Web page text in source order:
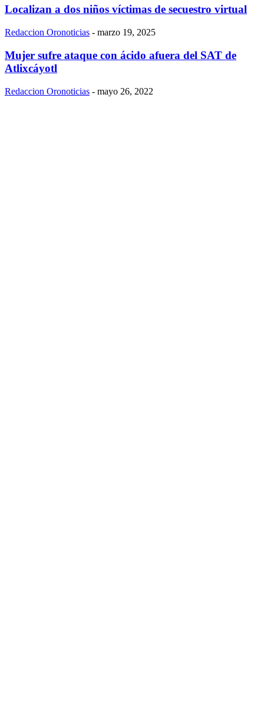
Localizan a dos niños víctimas de secuestro virtual
Redaccion Oronoticias - marzo 19, 2025
Mujer sufre ataque con ácido afuera del SAT de
Atlixcáyotl
Redaccion Oronoticias - mayo 26, 2022